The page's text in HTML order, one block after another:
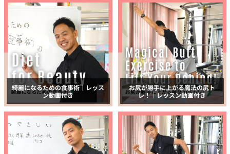
綺麗になるための食事術｜レッス
ン動画付き
お尻が勝手に上がる魔法の尻ト
レ！｜レッスン動画付き